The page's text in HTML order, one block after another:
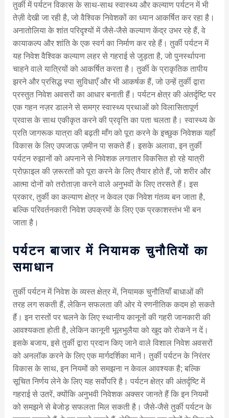
तुर्की में पर्यटन विकास के साथ-साथ स्वास्थ्य और कल्याण पर्यटन में भी
तेज़ी देखी जा रही है, जो वैश्विक निवेशकों का ध्यान आकर्षित कर रहा है।
अनातोलिया के शांत परिदृश्यों में जैसे-जैसे कल्याण केंद्र उभर रहे हैं, वे
कायाकल्प और शांति के एक स्वर्ग का निर्माण कर रहे हैं। तुर्की पर्यटन में
यह निवेश वैश्विक कल्याण लहर से गहराई से जुड़ता है, जो पुनर्स्थापना
चाहने वाले यात्रियों को आकर्षित करता है। तुर्की के प्राकृतिक तापीय
झरने और प्रसिद्ध स्पा सुविधाएँ और भी आकर्षक हैं, जो उन्हें तुर्की द्वारा
प्रस्तुत निवेश अवसरों का आधार बनाती हैं। पर्यटन क्षेत्र की अंतर्दृष्टि पर
एक गहन नज़र डालने से समग्र स्वास्थ्य प्रथाओं को विलासितापूर्ण
प्रवास के साथ एकीकृत करने की प्रवृत्ति का पता चलता है। स्वास्थ्य के
प्रति जागरूक यात्रा की बढ़ती माँग को पूरा करने के इच्छुक निवेशक यहाँ
विकास के लिए उपजाऊ ज़मीन पा सकते हैं। इसके अलावा, इन तुर्की
पर्यटन रुझानों को अपनाने से निवेशक लगातार विकसित हो रहे यात्री
प्रोफ़ाइल की ज़रूरतों को पूरा करने के लिए तैयार होते हैं, जो शरीर और
आत्मा दोनों को तरोताज़ा करने वाले अनुभवों के लिए तरसते हैं। इस
प्रकार, तुर्की का कल्याण क्षेत्र न केवल एक निवेश गंतव्य बन जाता है,
बल्कि परिवर्तनकारी निवेश उपक्रमों के लिए एक प्रकाशस्तंभ भी बन
जाता है।
पर्यटन बाजार में नियामक चुनौतियों का
समाधान
तुर्की पर्यटन में निवेश के व्यस्त क्षेत्र में, नियामक चुनौतियाँ बाधाओं की
तरह लग सकती हैं, लेकिन सफलता की ओर ये रणनीतिक कदम हो सकते
हैं। इन रास्तों पर चलने के लिए स्थानीय कानूनों की गहरी जानकारी की
आवश्यकता होती है, लेकिन कानूनी भूलभुलैया को खुद को रोकने न दें।
इसके बजाय, इसे तुर्की द्वारा प्रदान किए जाने वाले विशाल निवेश अवसरों
को अनलॉक करने के लिए एक मार्गदर्शिका मानें। तुर्की पर्यटन के निरंतर
विकास के साथ, इन नियमों को समझना न केवल आवश्यक है; बल्कि
सूचित निर्णय लेने के लिए यह सर्वोपरि है। पर्यटन क्षेत्र की अंतर्दृष्टि में
गहराई से उतरें, क्योंकि अनुभवी निवेशक अक्सर जानते हैं कि इन नियमों
को समझने से बेजोड़ सफलता मिल सकती है। जैसे-जैसे तुर्की पर्यटन के